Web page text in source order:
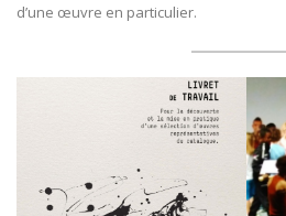
d’une œuvre en particulier.